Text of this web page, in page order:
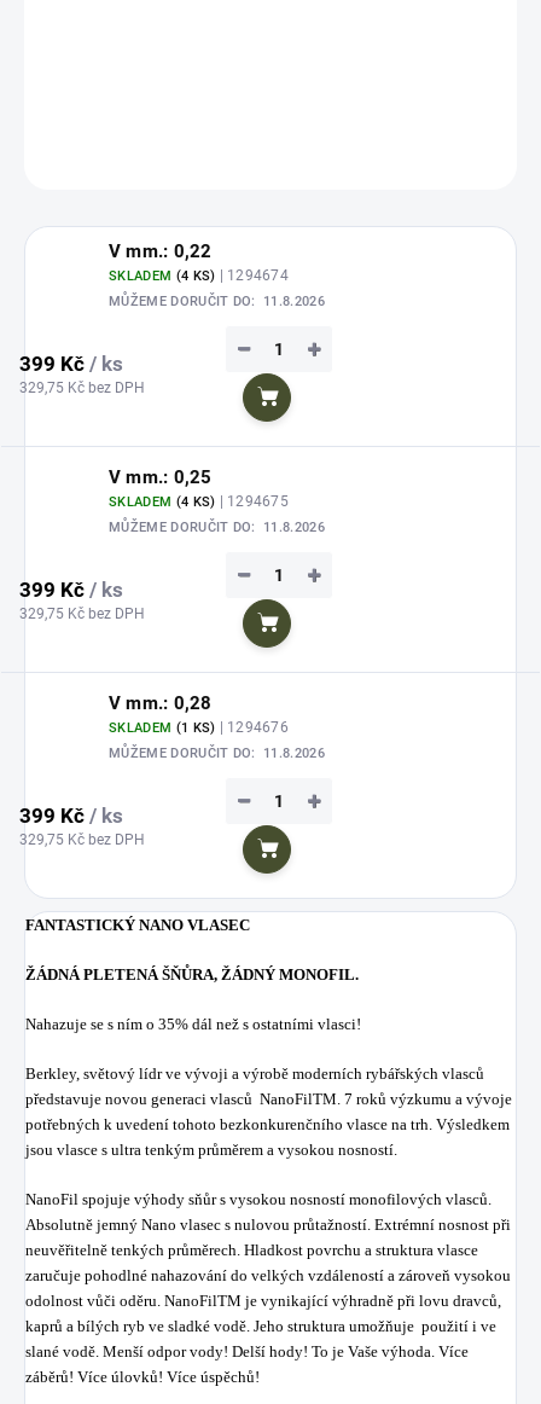
V mm.: 0,22
SKLADEM (4 KS) | 1294674
MŮŽEME DORUČIT DO: 11.8.2026
399 Kč / ks
329,75 Kč bez DPH
+
−
Do košíku
V mm.: 0,25
SKLADEM (4 KS) | 1294675
MŮŽEME DORUČIT DO: 11.8.2026
399 Kč / ks
329,75 Kč bez DPH
+
−
Do košíku
V mm.: 0,28
SKLADEM (1 KS) | 1294676
MŮŽEME DORUČIT DO: 11.8.2026
399 Kč / ks
329,75 Kč bez DPH
+
−
Do košíku
FANTASTICKÝ NANO VLASEC
ŽÁDNÁ PLETENÁ ŠŇŮRA, ŽÁDNÝ MONOFIL.
Nahazuje se s ním o 35% dál než s ostatními vlasci!
Berkley, světový lídr ve vývoji a výrobě moderních rybářských vlasců
představuje novou generaci vlasců NanoFilTM. 7 roků výzkumu a vývoje
potřebných k uvedení tohoto bezkonkurenčního vlasce na trh. Výsledkem
jsou vlasce s ultra tenkým průměrem a vysokou nosností.
NanoFil spojuje výhody sňůr s vysokou nosností monofilových vlasců.
Absolutně jemný Nano vlasec s nulovou průtažností. Extrémní nosnost při
neuvěřitelně tenkých průměrech. Hladkost povrchu a struktura vlasce
zaručuje pohodlné nahazování do velkých vzdáleností a zároveň vysokou
odolnost vůči oděru. NanoFilTM je vynikající výhradně při lovu dravců,
kaprů a bílých ryb ve sladké vodě. Jeho struktura umožňuje použití i ve
slané vodě. Menší odpor vody! Delší hody! To je Vaše výhoda. Více
záběrů! Více úlovků! Více úspěchů!